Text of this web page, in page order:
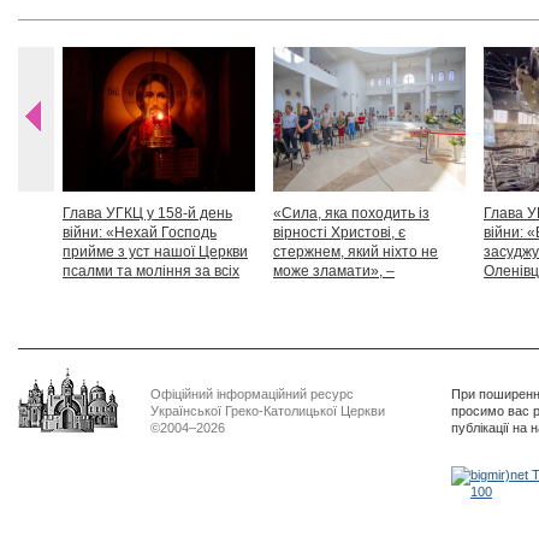
Глава УГКЦ у 158-й день
війни: «Нехай Господь
прийме з уст нашої Церкви
псалми та моління за всіх
«Сила, яка походить із
вірності Христові, є
стержнем, який ніхто не
може зламати», –
Глава
війни:
Офіційний інформаційний ресурс
Української Греко-Католицької Церкви
©2004–2026
При
просимо вас
публікації на